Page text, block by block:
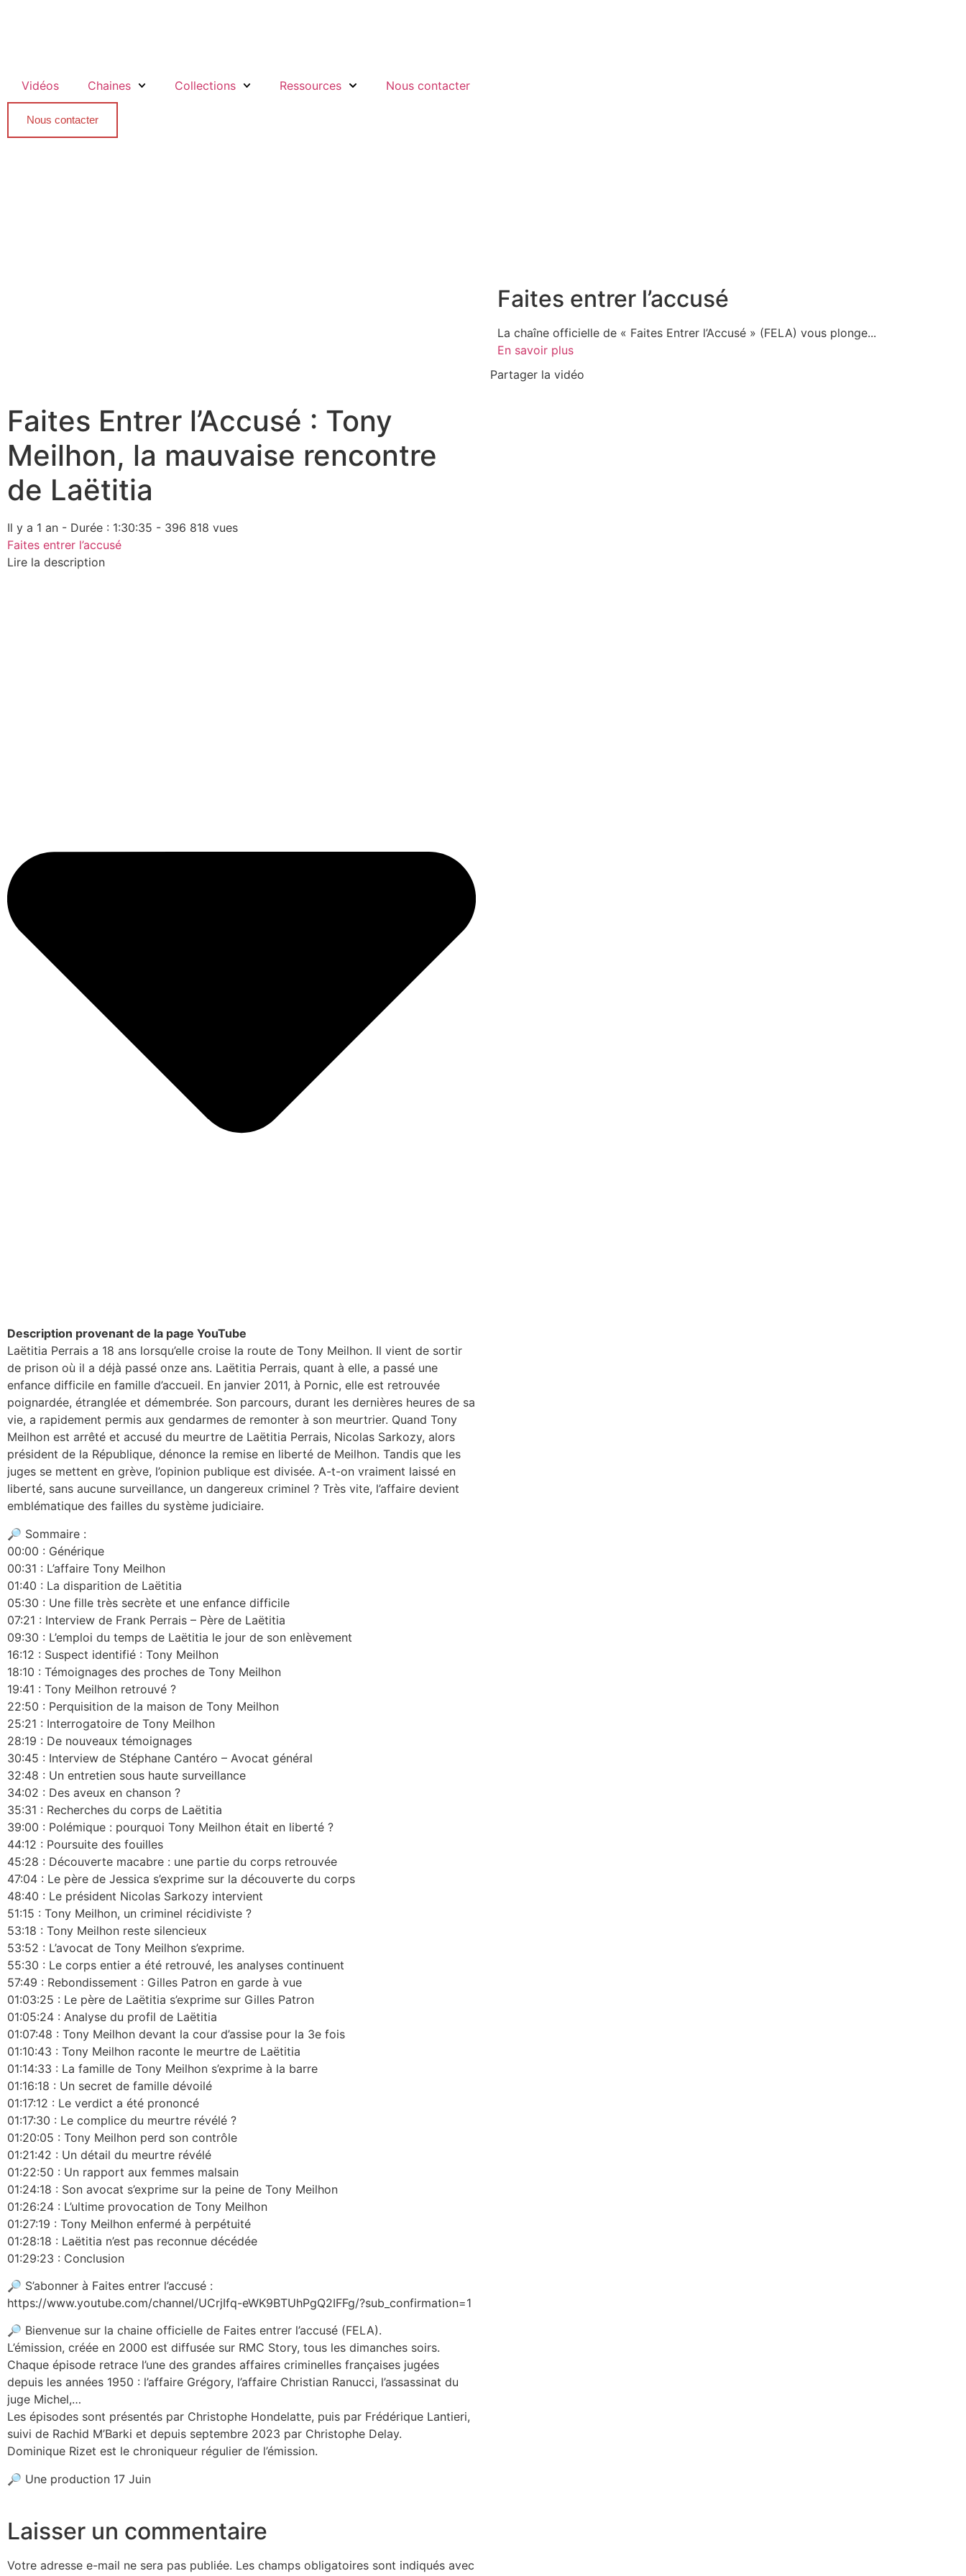
Vidéos Chaines Collections Ressources Nous contacter
Nous contacter
Faites Entrer l’Accusé : Tony
Meilhon, la mauvaise rencontre
de Laëtitia
Il y a 1 an - Durée : 1:30:35 - 396 818 vues
Faites entrer l’accusé
Lire la description
Description provenant de la page YouTube
Laëtitia Perrais a 18 ans lorsqu’elle croise la route de Tony Meilhon. Il vient de sortir
de prison où il a déjà passé onze ans. Laëtitia Perrais, quant à elle, a passé une
enfance difficile en famille d’accueil. En janvier 2011, à Pornic, elle est retrouvée
poignardée, étranglée et démembrée. Son parcours, durant les dernières heures de sa
vie, a rapidement permis aux gendarmes de remonter à son meurtrier. Quand Tony
Meilhon est arrêté et accusé du meurtre de Laëtitia Perrais, Nicolas Sarkozy, alors
président de la République, dénonce la remise en liberté de Meilhon. Tandis que les
juges se mettent en grève, l’opinion publique est divisée. A-t-on vraiment laissé en
liberté, sans aucune surveillance, un dangereux criminel ? Très vite, l’affaire devient
emblématique des failles du système judiciaire.
🔎 Sommaire :
00:00 : Générique
00:31 : L’affaire Tony Meilhon
01:40 : La disparition de Laëtitia
05:30 : Une fille très secrète et une enfance difficile
07:21 : Interview de Frank Perrais – Père de Laëtitia
09:30 : L’emploi du temps de Laëtitia le jour de son enlèvement
16:12 : Suspect identifié : Tony Meilhon
18:10 : Témoignages des proches de Tony Meilhon
19:41 : Tony Meilhon retrouvé ?
22:50 : Perquisition de la maison de Tony Meilhon
25:21 : Interrogatoire de Tony Meilhon
28:19 : De nouveaux témoignages
30:45 : Interview de Stéphane Cantéro – Avocat général
32:48 : Un entretien sous haute surveillance
34:02 : Des aveux en chanson ?
35:31 : Recherches du corps de Laëtitia
39:00 : Polémique : pourquoi Tony Meilhon était en liberté ?
44:12 : Poursuite des fouilles
45:28 : Découverte macabre : une partie du corps retrouvée
47:04 : Le père de Jessica s’exprime sur la découverte du corps
48:40 : Le président Nicolas Sarkozy intervient
51:15 : Tony Meilhon, un criminel récidiviste ?
53:18 : Tony Meilhon reste silencieux
53:52 : L’avocat de Tony Meilhon s’exprime.
55:30 : Le corps entier a été retrouvé, les analyses continuent
57:49 : Rebondissement : Gilles Patron en garde à vue
01:03:25 : Le père de Laëtitia s’exprime sur Gilles Patron
01:05:24 : Analyse du profil de Laëtitia
01:07:48 : Tony Meilhon devant la cour d’assise pour la 3e fois
01:10:43 : Tony Meilhon raconte le meurtre de Laëtitia
01:14:33 : La famille de Tony Meilhon s’exprime à la barre
01:16:18 : Un secret de famille dévoilé
01:17:12 : Le verdict a été prononcé
01:17:30 : Le complice du meurtre révélé ?
01:20:05 : Tony Meilhon perd son contrôle
01:21:42 : Un détail du meurtre révélé
01:22:50 : Un rapport aux femmes malsain
01:24:18 : Son avocat s’exprime sur la peine de Tony Meilhon
01:26:24 : L’ultime provocation de Tony Meilhon
01:27:19 : Tony Meilhon enfermé à perpétuité
01:28:18 : Laëtitia n’est pas reconnue décédée
01:29:23 : Conclusion
🔎 S’abonner à Faites entrer l’accusé :
https://www.youtube.com/channel/UCrjIfq-eWK9BTUhPgQ2IFFg/?sub_confirmation=1
🔎 Bienvenue sur la chaine officielle de Faites entrer l’accusé (FELA).
L’émission, créée en 2000 est diffusée sur RMC Story, tous les dimanches soirs.
Chaque épisode retrace l’une des grandes affaires criminelles françaises jugées
depuis les années 1950 : l’affaire Grégory, l’affaire Christian Ranucci, l’assassinat du
juge Michel,…
Les épisodes sont présentés par Christophe Hondelatte, puis par Frédérique Lantieri,
suivi de Rachid M’Barki et depuis septembre 2023 par Christophe Delay.
Dominique Rizet est le chroniqueur régulier de l’émission.
🔎 Une production 17 Juin
Laisser un commentaire
Votre adresse e-mail ne sera pas publiée. Les champs obligatoires sont indiqués avec
Faites entrer l’accusé
La chaîne officielle de « Faites Entrer l’Accusé » (FELA) vous plonge...
En savoir plus
Partager la vidéo